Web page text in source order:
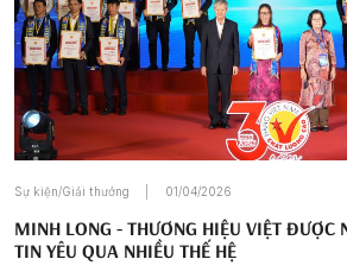
Sự kiện/Giải thưởng 01/04/2026
MINH LONG - THƯƠNG HIỆU VIỆT ĐƯỢC
TIN YÊU QUA NHIỀU THẾ HỆ